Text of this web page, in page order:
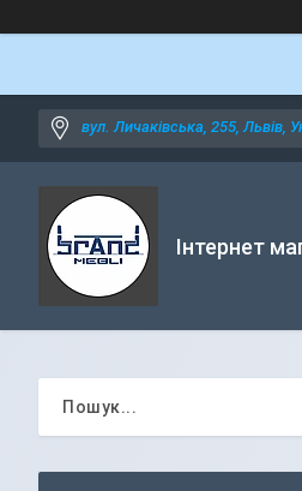
вул. Личаківська, 255, Львів,
Інтернет